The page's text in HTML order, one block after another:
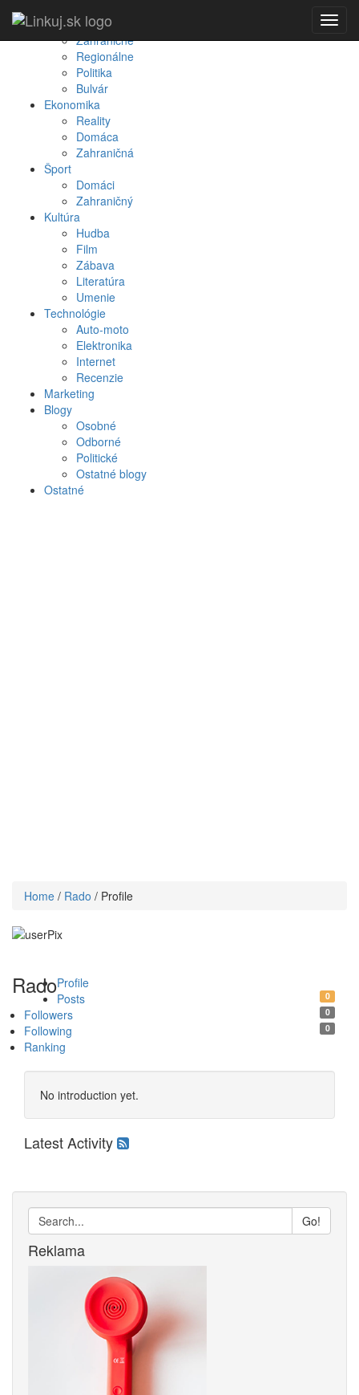
Domáce
Zahraničné
Regionálne
Politika
Bulvár
Ekonomika
Reality
Domáca
Zahraničná
Šport
Domáci
Zahraničný
Kultúra
Hudba
Film
Zábava
Literatúra
Umenie
Technológie
Auto-moto
Elektronika
Internet
Recenzie
Marketing
Blogy
Osobné
Odborné
Politické
Ostatné blogy
Ostatné
Home / Rado / Profile
RadoProfile
Posts
0
Followers 0
Following 0
Ranking
No introduction yet.
Latest Activity
Go!
Reklama